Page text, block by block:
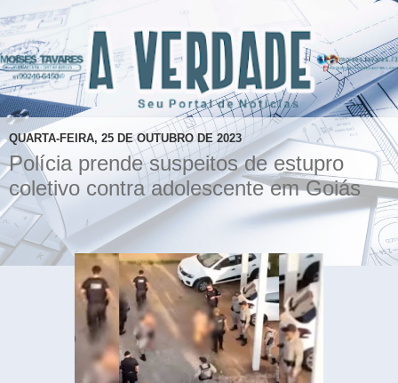
QUARTA-FEIRA, 25 DE OUTUBRO DE 2023
Polícia prende suspeitos de estupro
coletivo contra adolescente em Goiás